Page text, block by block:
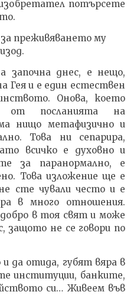
потърсете
преживяването му
започна днес, е нещо,
Гея и е един естествен
Онова, което
от посланията на
нищо метафизично и
Това ни сепарира,
всичко е духовно и
за паранормално, е
Това изложение ще е
сте чували често и е
в много отношения.
в тоя свят и може
защото не се говори по
да отида, губят вяра в
институции, банките,
си… Живеем във